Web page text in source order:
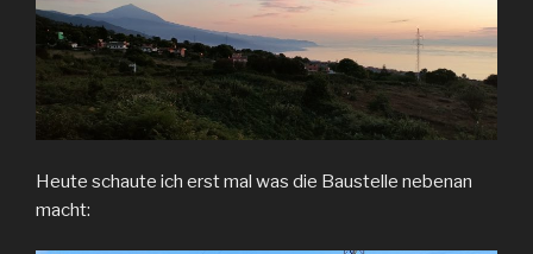
Heute schaute ich erst mal was die Baustelle nebenan
macht: